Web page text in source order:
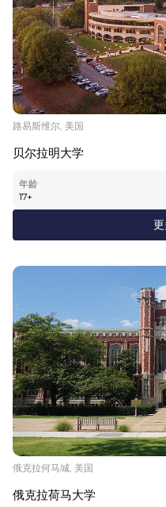
路易斯维尔, 美国
贝尔拉明大学
年龄
17+
俄克拉何马城, 美国
俄克拉荷马大学